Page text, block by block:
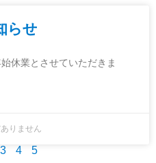
らせ
休業とさせていただきま
りません
3 4 5